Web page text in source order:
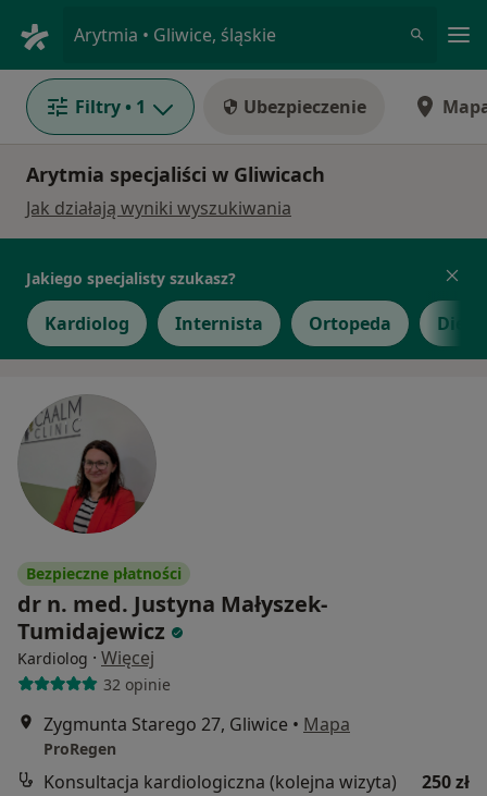
Arytmia • Gliwice, śląskie
Filtry • 1 Ubezpieczenie
Arytmia specjaliści w Gliwicach
Jak działają wyniki wyszukiwania
Jakiego specjalisty szukasz?
Kardiolog Internista Ortopeda
Bezpieczne płatności
dr n. med. Justyna Małyszek-
Tumidajewicz
Kardiolog · Więcej
32 opinie
Zygmunta Starego 27, Gliwice • Mapa
ProRegen
Konsultacja kardiologiczna (kolejna wizyta)
250 zł